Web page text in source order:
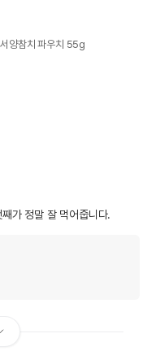
양참치 파우치 55g
가 정말 잘 먹어줍니다.